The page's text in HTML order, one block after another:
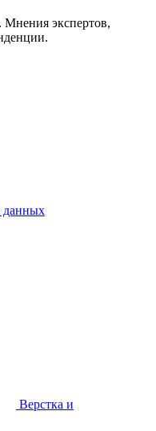
экспертов,
данных
Верстка и